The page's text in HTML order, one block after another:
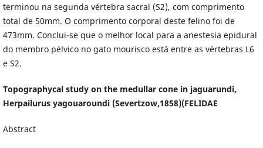
terminou na segunda vértebra sacral (S2), com comprimento
total de 50mm. O comprimento corporal deste felino foi de
473mm. Conclui-se que o melhor local para a anestesia epidural
do membro pélvico no gato mourisco está entre as vértebras L6
e S2.
Topographycal study on the medullar cone in jaguarundi,
Herpailurus yagouaroundi (Severtzow,1858)(FELIDAE
Abstract